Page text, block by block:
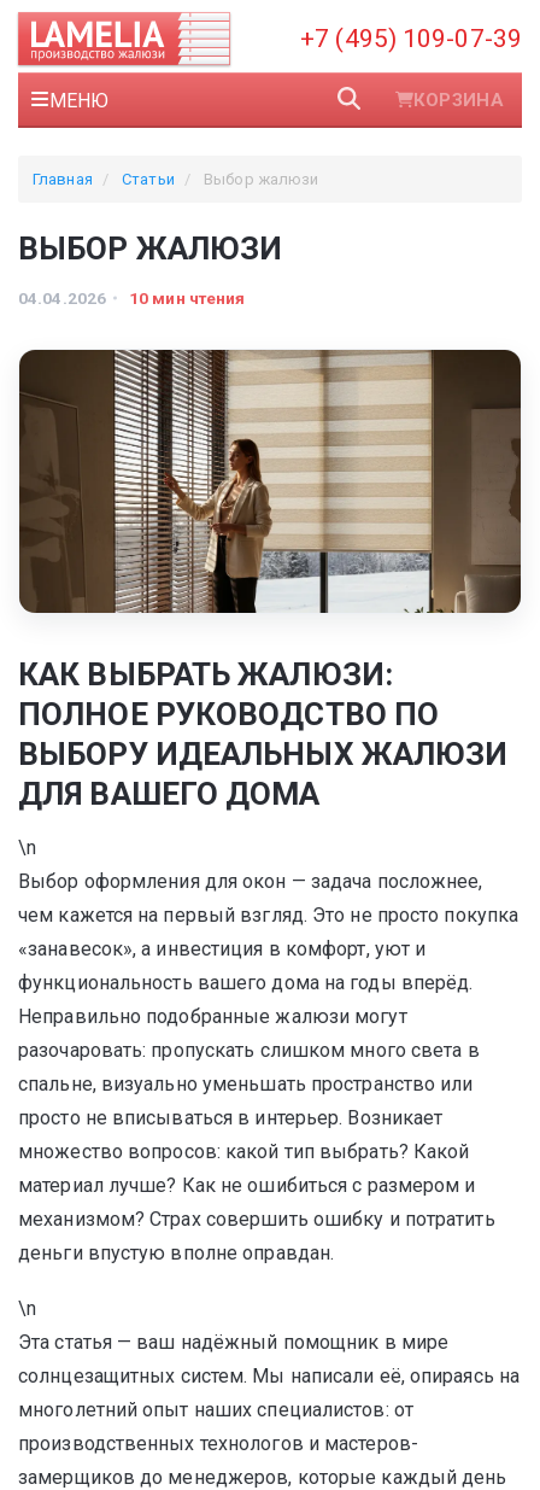
+7 (495) 109-07-39
МЕНЮ КОРЗИНА
Главная Статьи Выбор жалюзи
ВЫБОР ЖАЛЮЗИ
04.04.2026 10 мин чтения
КАК ВЫБРАТЬ ЖАЛЮЗИ:
ПОЛНОЕ РУКОВОДСТВО ПО
ВЫБОРУ ИДЕАЛЬНЫХ ЖАЛЮЗИ
ДЛЯ ВАШЕГО ДОМА
\n
Выбор оформления для окон — задача посложнее,
чем кажется на первый взгляд. Это не просто покупка
«занавесок», а инвестиция в комфорт, уют и
функциональность вашего дома на годы вперёд.
Неправильно подобранные жалюзи могут
разочаровать: пропускать слишком много света в
спальне, визуально уменьшать пространство или
просто не вписываться в интерьер. Возникает
множество вопросов: какой тип выбрать? Какой
материал лучше? Как не ошибиться с размером и
механизмом? Страх совершить ошибку и потратить
деньги впустую вполне оправдан.
\n
Эта статья — ваш надёжный помощник в мире
солнцезащитных систем. Мы написали её, опираясь на
многолетний опыт наших специалистов: от
производственных технологов и мастеров-
замерщиков до менеджеров, которые каждый день